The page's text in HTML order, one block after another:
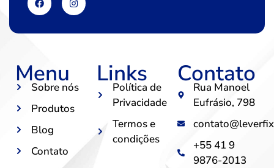
Menu
Sobre nós
Produtos
Blog
Contato
Links
Política de
Privacidade
Termos e
condições
Contato
Rua Manoel
Eufrásio, 798
+55 41 9
9876-2013